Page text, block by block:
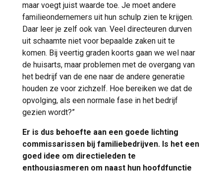
maar voegt juist waarde toe. Je moet andere
familieondernemers uit hun schulp zien te krijgen.
Daar leer je zelf ook van. Veel directeuren durven
uit schaamte niet voor bepaalde zaken uit te
komen. Bij veertig graden koorts gaan we wel naar
de huisarts, maar problemen met de overgang van
het bedrijf van de ene naar de andere generatie
houden ze voor zichzelf. Hoe bereiken we dat de
opvolging, als een normale fase in het bedrijf
gezien wordt?”
Er is dus behoefte aan een goede lichting
commissarissen bij familiebedrijven. Is het een
goed idee om directieleden te
enthousiasmeren om naast hun hoofdfunctie